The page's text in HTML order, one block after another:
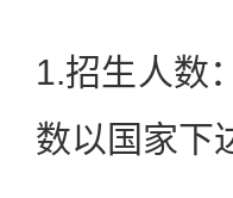
1.招生人数
数以国家下